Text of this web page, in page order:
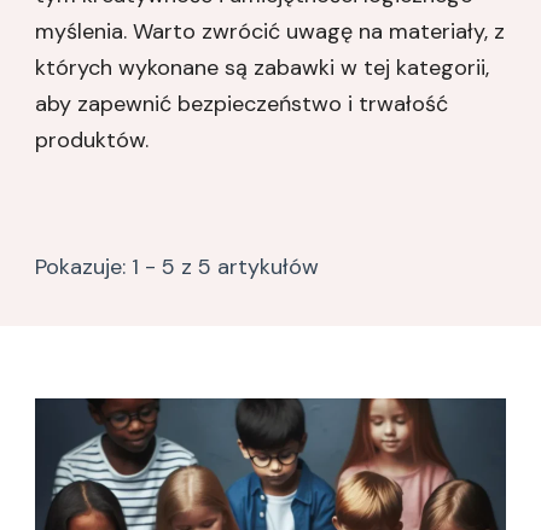
myślenia. Warto zwrócić uwagę na materiały, z
których wykonane są zabawki w tej kategorii,
aby zapewnić bezpieczeństwo i trwałość
produktów.
Pokazuje: 1 - 5 z 5 artykułów